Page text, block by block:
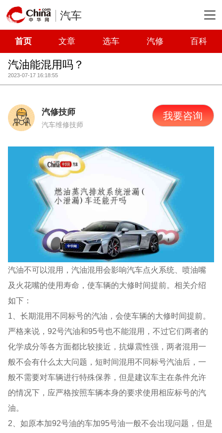
汽车
首页 文章 选车 汽修 百科
汽油能混用吗？
2023-07-17 16:18:55
汽修技师
汽车维修技师
我要咨询
汽油不可以混用，汽油混用会影响汽车点火系统、喷油嘴
及火花嘴的使用寿命，使车辆的大修时间提前。相关介绍
如下：
1、长期混用不同标号的汽油，会使车辆的大修时间提前。
严格来说，92号汽油和95号也不能混用，不过它们两者的
化学成分等各方面都比较接近，抗爆震性强，两者混用一
般不会有什么太大问题，短时间混用不同标号汽油后，一
般不需要对车辆进行特殊保养，但是建议车主在条件允许
的情况下，应严格按照车辆本身的要求使用相应标号的汽
油。
2、如原本加92号油的车加95号油一般不会出现问题，但是